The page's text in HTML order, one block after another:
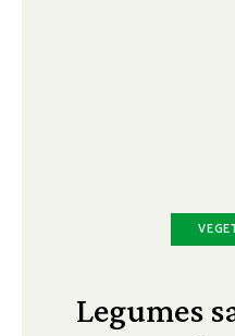
Legumes